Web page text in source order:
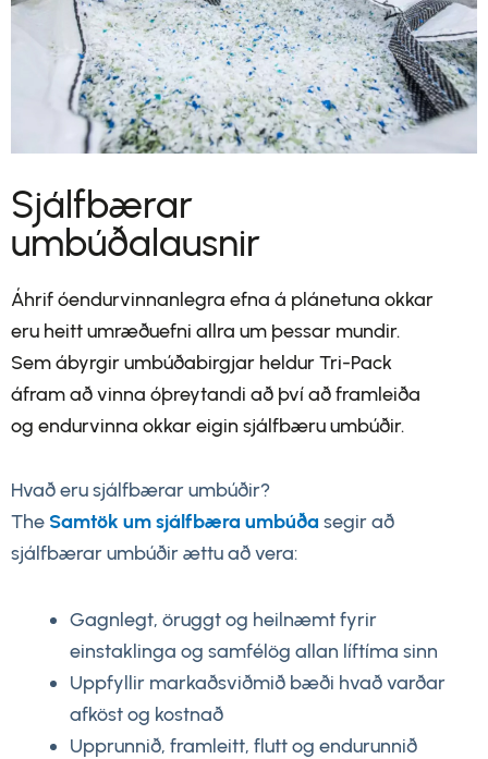
Sjálfbærar
umbúðalausnir
Áhrif óendurvinnanlegra efna á plánetuna okkar
eru heitt umræðuefni allra um þessar mundir.
Sem ábyrgir umbúðabirgjar heldur Tri-Pack
áfram að vinna óþreytandi að því að framleiða
og endurvinna okkar eigin sjálfbæru umbúðir.
Hvað eru sjálfbærar umbúðir?
The Samtök um sjálfbæra umbúða segir að
sjálfbærar umbúðir ættu að vera:
Gagnlegt, öruggt og heilnæmt fyrir
einstaklinga og samfélög allan líftíma sinn
Uppfyllir markaðsviðmið bæði hvað varðar
afköst og kostnað
Upprunnið, framleitt, flutt og endurunnið